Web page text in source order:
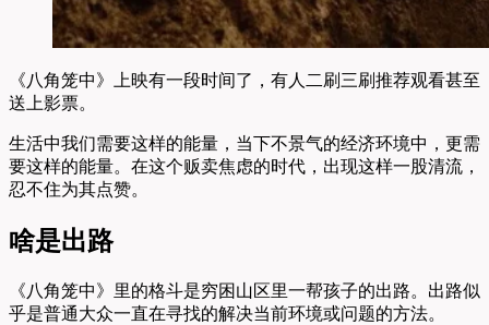
《八角笼中》上映有一段时间了，有人二刷三刷推荐观看甚至
送上影票。
生活中我们需要这样的能量，当下不景气的经济环境中，更需
要这样的能量。在这个贩卖焦虑的时代，出现这样一股清流，
忍不住为其点赞。
啥是出路
《八角笼中》里的格斗是穷困山区里一帮孩子的出路。出路似
乎是普通大众一直在寻找的解决当前环境或问题的方法。